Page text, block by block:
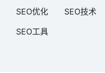
SEO优化
SEO技术
SEO工具